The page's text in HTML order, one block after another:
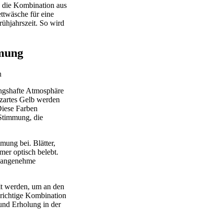
Kombination aus
für eine
So wird
Atmosphäre
Gelb werden
Farben
die
bei. Blätter,
optisch belebt.
werden, um an den
Kombination
Erholung in der